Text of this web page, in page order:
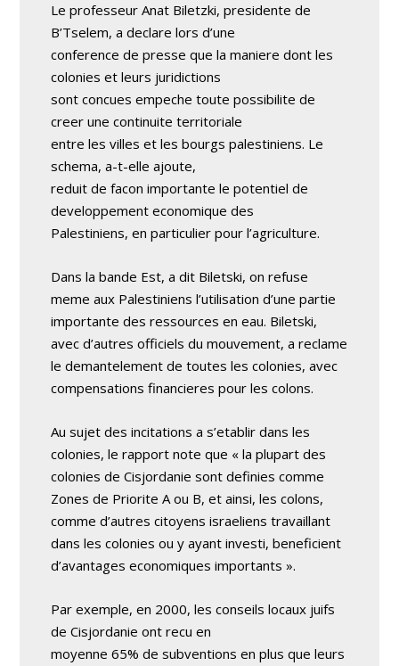
Le professeur Anat Biletzki, presidente de
B’Tselem, a declare lors d’une
conference de presse que la maniere dont les
colonies et leurs juridictions
sont concues empeche toute possibilite de
creer une continuite territoriale
entre les villes et les bourgs palestiniens. Le
schema, a-t-elle ajoute,
reduit de facon importante le potentiel de
developpement economique des
Palestiniens, en particulier pour l’agriculture.
Dans la bande Est, a dit Biletski, on refuse
meme aux Palestiniens l’utilisation d’une partie
importante des ressources en eau. Biletski,
avec d’autres officiels du mouvement, a reclame
le demantelement de toutes les colonies, avec
compensations financieres pour les colons.
Au sujet des incitations a s’etablir dans les
colonies, le rapport note que « la plupart des
colonies de Cisjordanie sont definies comme
Zones de Priorite A ou B, et ainsi, les colons,
comme d’autres citoyens israeliens travaillant
dans les colonies ou y ayant investi, beneficient
d’avantages economiques importants ».
Par exemple, en 2000, les conseils locaux juifs
de Cisjordanie ont recu en
moyenne 65% de subventions en plus que leurs